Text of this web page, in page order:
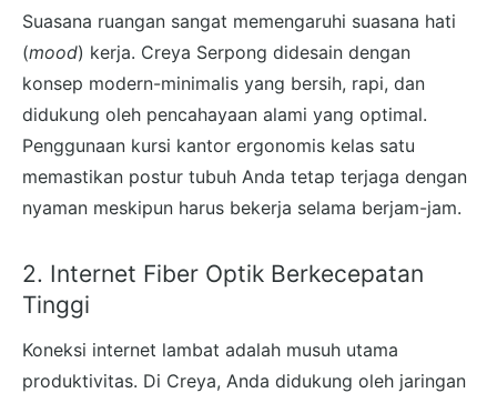
Suasana ruangan sangat memengaruhi suasana hati
(mood) kerja. Creya Serpong didesain dengan
konsep modern-minimalis yang bersih, rapi, dan
didukung oleh pencahayaan alami yang optimal.
Penggunaan kursi kantor ergonomis kelas satu
memastikan postur tubuh Anda tetap terjaga dengan
nyaman meskipun harus bekerja selama berjam-jam.
2. Internet Fiber Optik Berkecepatan
Tinggi
Koneksi internet lambat adalah musuh utama
produktivitas. Di Creya, Anda didukung oleh jaringan